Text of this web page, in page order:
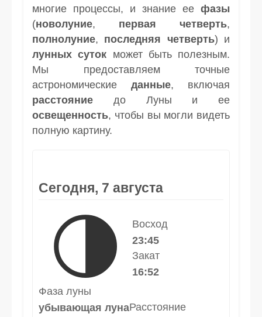
многие процессы, и знание ее фазы
(новолуние, первая четверть,
полнолуние, последняя четверть) и
лунных суток может быть полезным.
Мы предоставляем точные
астрономические данные, включая
расстояние до Луны и ее
освещенность, чтобы вы могли видеть
полную картину.
Сегодня, 7 августа
🌗
Восход
23:45
Закат
16:52
Фаза луны
убывающая лунаРасстояние